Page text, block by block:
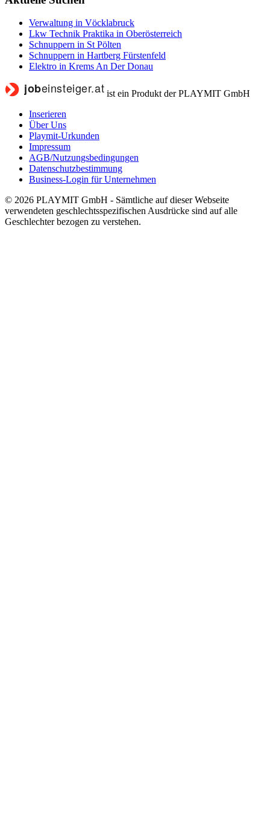
Verwaltung in Vöcklabruck
Lkw Technik Praktika in Oberösterreich
Schnuppern in St Pölten
Schnuppern in Hartberg Fürstenfeld
Elektro in Krems An Der Donau
ist ein Produkt der PLAYMIT GmbH
Inserieren
Über Uns
Playmit-Urkunden
Impressum
AGB/Nutzungsbedingungen
Datenschutzbestimmung
Business-Login für Unternehmen
© 2026 PLAYMIT GmbH - Sämtliche auf dieser Webseite
verwendeten geschlechtsspezifischen Ausdrücke sind auf alle
Geschlechter bezogen zu verstehen.